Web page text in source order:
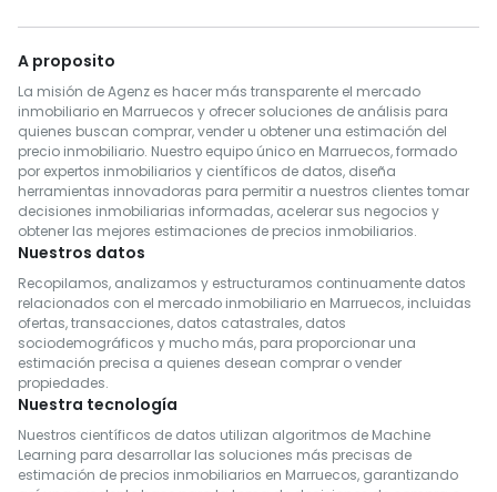
A proposito
La misión de Agenz es hacer más transparente el mercado
inmobiliario en Marruecos y ofrecer soluciones de análisis para
quienes buscan comprar, vender u obtener una estimación del
precio inmobiliario. Nuestro equipo único en Marruecos, formado
por expertos inmobiliarios y científicos de datos, diseña
herramientas innovadoras para permitir a nuestros clientes tomar
decisiones inmobiliarias informadas, acelerar sus negocios y
obtener las mejores estimaciones de precios inmobiliarios.
Nuestros datos
Recopilamos, analizamos y estructuramos continuamente datos
relacionados con el mercado inmobiliario en Marruecos, incluidas
ofertas, transacciones, datos catastrales, datos
sociodemográficos y mucho más, para proporcionar una
estimación precisa a quienes desean comprar o vender
propiedades.
Nuestra tecnología
Nuestros científicos de datos utilizan algoritmos de Machine
Learning para desarrollar las soluciones más precisas de
estimación de precios inmobiliarios en Marruecos, garantizando